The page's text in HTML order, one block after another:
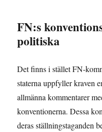
FN:s
politiska
Det finns i stället FN-
staterna uppfyller kraven
allmänna kommentarer
konventionerna. Dessa
deras ställningstaganden